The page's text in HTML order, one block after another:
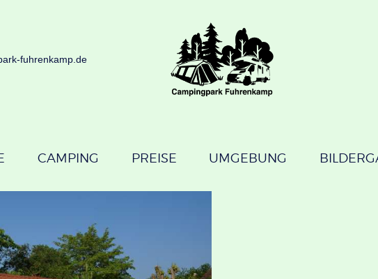
fuhrenkamp.de
CAMPING PREISE UMGEBUNG
STARTSEITE
CAMPING
PREISE
BILDERGALERIE
KONTAKT